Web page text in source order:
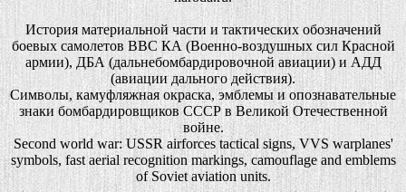
История материальной части и тактических обозначений
боевых самолетов ВВС КА (Военно-воздушных сил Красной
армии), ДБА (дальнебомбардировочной авиации) и АДД
(авиации дального действия).
Символы, камуфляжная окраска, эмблемы и опознавательные
знаки бомбардировщиков СССР в Великой Отечественной
войне.
Second world war: USSR airforces tactical signs, VVS warplanes'
symbols, fast aerial recognition markings, camouflage and emblems
of Soviet aviation units.